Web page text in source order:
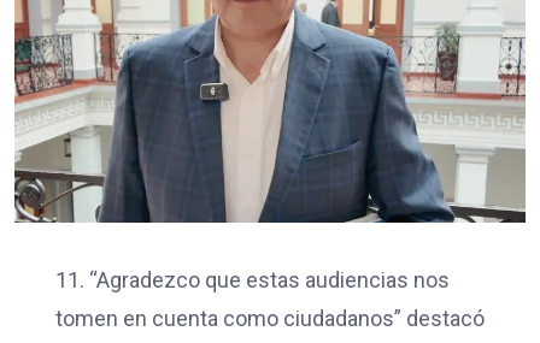
11. “Agradezco que estas audiencias nos
tomen en cuenta como ciudadanos” destacó